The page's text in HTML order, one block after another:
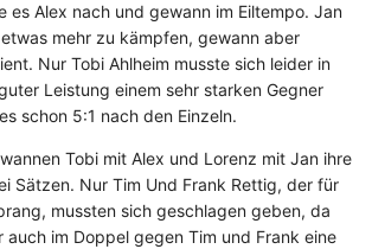
es Alex nach und gewann im Eiltempo. Jan
mehr zu kämpfen, gewann aber
Nur Tobi Ahlheim musste sich leider in
Leistung einem sehr starken Gegner
schon 5:1 nach den Einzeln.
Tobi mit Alex und Lorenz mit Jan ihre
Sätzen. Nur Tim Und Frank Rettig, der für
mussten sich geschlagen geben, da
auch im Doppel gegen Tim und Frank eine